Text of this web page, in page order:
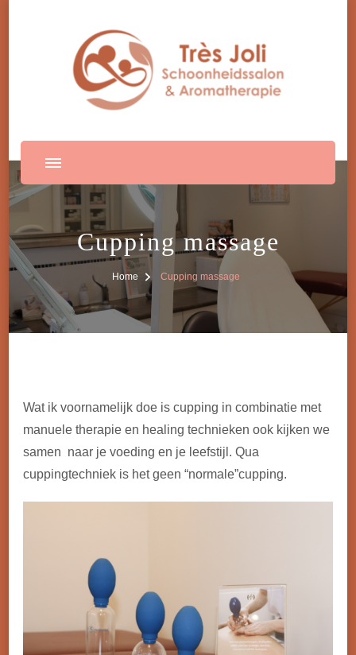
Cupping massage
Home Cupping massage
Wat ik voornamelijk doe is cupping in combinatie met
manuele therapie en healing technieken ook kijken we
samen naar je voeding en je leefstijl. Qua
cuppingtechniek is het geen “normale”cupping.